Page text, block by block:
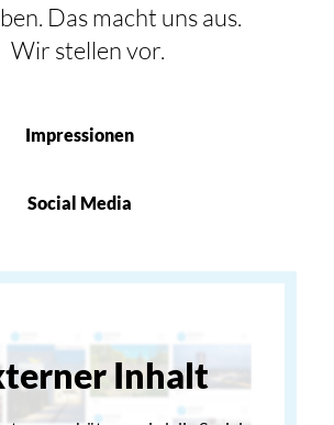
Das macht uns aus.
Wir stellen vor.
Impressionen
Social Media
Inhalt